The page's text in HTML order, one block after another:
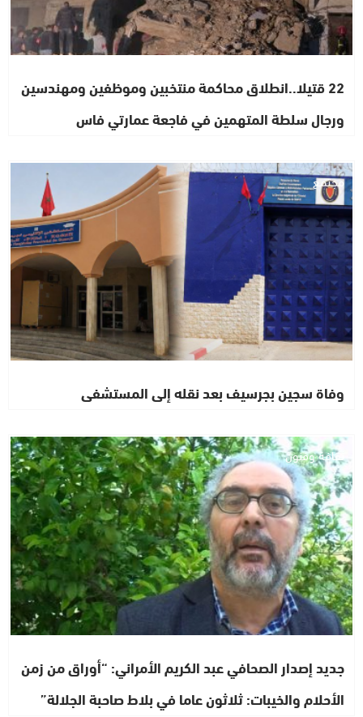
22 قتيلا..انطلاق محاكمة منتخبين وموظفين ومهندسين
ورجال سلطة المتهمين في فاجعة عمارتي فاس
مجتمع
وفاة سجين بجرسيف بعد نقله إلى المستشفى
ثقافة وفنون
جديد إصدار الصحافي عبد الكريم الأمراني: “أوراق من زمن
الأحلام والخيبات: ثلاثون عاما في بلاط صاحبة الجلالة”